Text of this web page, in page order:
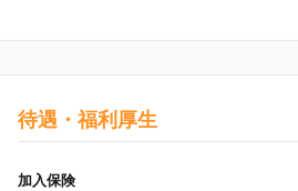
待遇・福利厚生
加入保険